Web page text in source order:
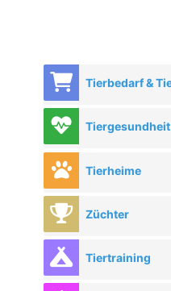
Tiergesundheit
Tierheime
Züchter
Tiertraining